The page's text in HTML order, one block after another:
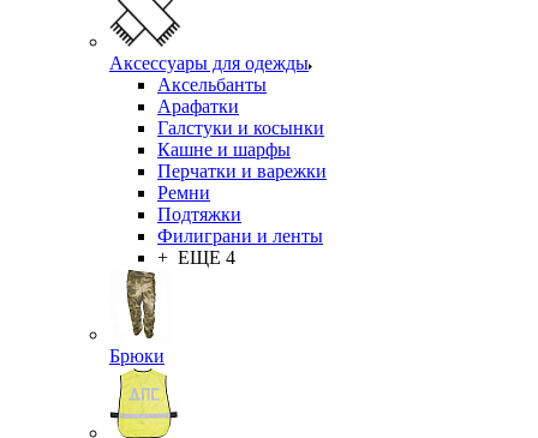
Аксессуары для одежды
Аксельбанты
Арафатки
Галстуки и косынки
Кашне и шарфы
Перчатки и варежки
Ремни
Подтяжки
Филиграни и ленты
+ ЕЩЕ 4
Брюки